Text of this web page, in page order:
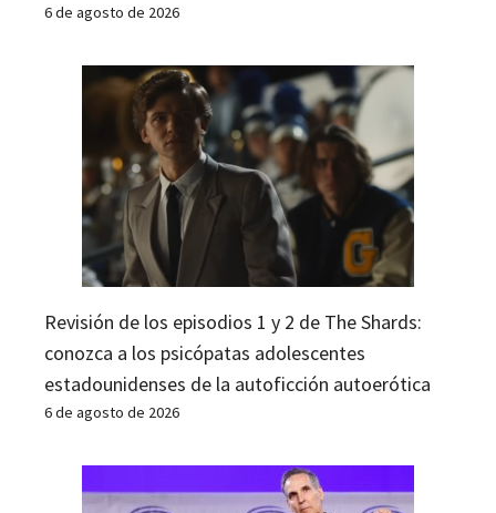
6 de agosto de 2026
Revisión de los episodios 1 y 2 de The Shards:
conozca a los psicópatas adolescentes
estadounidenses de la autoficción autoerótica
6 de agosto de 2026